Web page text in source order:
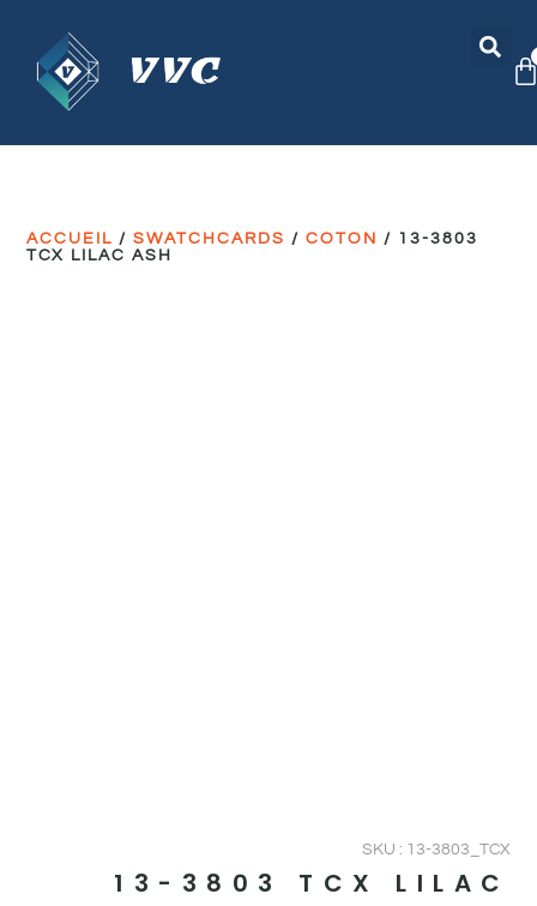
ACCUEIL /SWATCHCARDS /COTON / 13-3803
TCX LILAC ASH
SKU : 13-3803_TCX
13-3803 TCX LILAC